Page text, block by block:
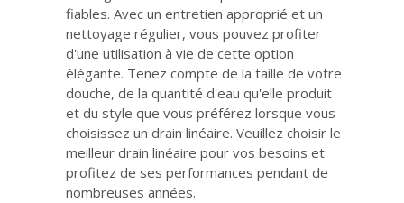
fiables. Avec un entretien approprié et un
nettoyage régulier, vous pouvez profiter
d'une utilisation à vie de cette option
élégante. Tenez compte de la taille de votre
douche, de la quantité d'eau qu'elle produit
et du style que vous préférez lorsque vous
choisissez un drain linéaire. Veuillez choisir le
meilleur drain linéaire pour vos besoins et
profitez de ses performances pendant de
nombreuses années.